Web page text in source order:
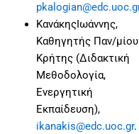
ΚανάκηςIωάννης,
Καθηγητής Παν/μίου
Κρήτης (Διδακτική
Μεθοδολογία,
Ενεργητική
Εκπαίδευση),
ikanakis@edc.uoc.gr.